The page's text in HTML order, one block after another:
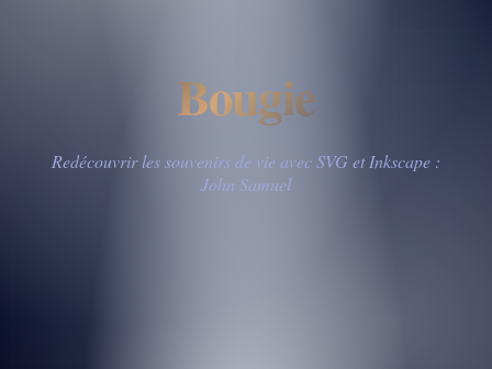
Bougie
Redécouvrir les souvenirs de vie avec SVG et Inkscape :
John Samuel